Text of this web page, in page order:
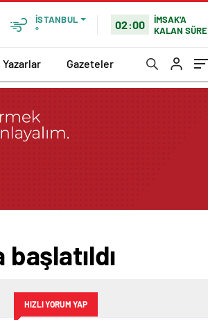
İSTANBUL
°
02:00
İMSAK'A
KALAN SÜRE
Yazarlar Gazeteler
HIZLI YORUM YAP